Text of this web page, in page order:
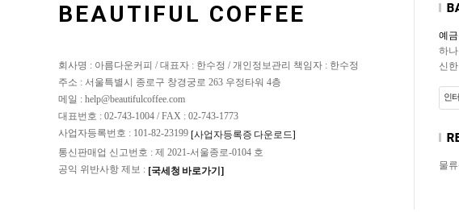
BEAUTIFUL COFFEE
회사명 : 아름다운커피 / 대표자 : 한수정 / 개인정보관리 책임자 : 한수정
주소 : 서울특별시 종로구 창경궁로 263 우정타워 4층
메일 : help@beautifulcoffee.com
대표번호 : 02-743-1004 / FAX : 02-743-1773
사업자등록번호 : 101-82-23199 [사업자등록증 다운로드]
통신판매업 신고번호 : 제 2021-서울종로-0104 호
공익 위반사항 제보 : [국세청 바로가기]
예
하나
신
인
물